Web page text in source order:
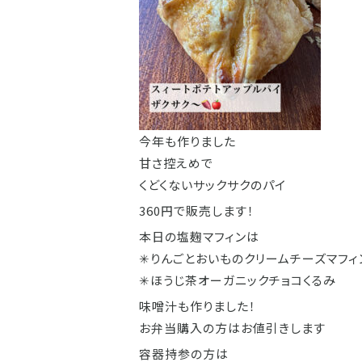
今年も作りました
甘さ控えめで
くどくないサックサクのパイ
360円で販売します！
本日の塩麹マフィンは
✳︎りんごとおいものクリームチーズマフィ
✳︎ほうじ茶オーガニックチョコくるみ
味噌汁も作りました！
お弁当購入の方はお値引きします
容器持参の方は